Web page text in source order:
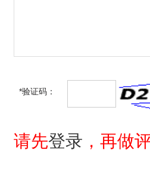
*验证码：
请先登录 ，再做